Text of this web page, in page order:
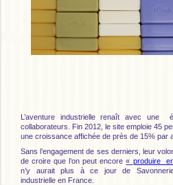
L’aventure industriellerenaît avec une
collaborateurs. Fin 2012, le site emploie 45
une croissance affichée de près de 15% par
Sans l’engagement de ses derniers, leur
de croire que l’on peut encore« produire
n’y aurait plus à ce jour de
industrielle en France.